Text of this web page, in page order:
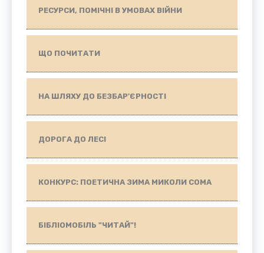
РЕСУРСИ, ПОМІЧНІ В УМОВАХ ВІЙНИ
ЩО ПОЧИТАТИ
НА ШЛЯХУ ДО БЕЗБАР'ЄРНОСТІ
ДОРОГА ДО ЛЕСІ
КОНКУРС: ПОЕТИЧНА ЗИМА МИКОЛИ СОМА
БІБЛІОМОБІЛЬ "ЧИТАЙ"!